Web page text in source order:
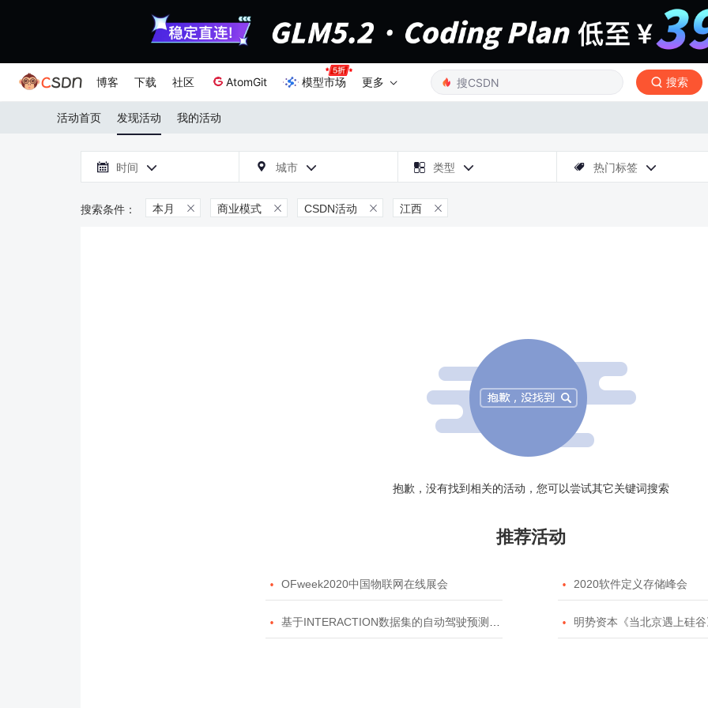
博客 下载 社区 AtomGit 模型市场 更多 搜索
活动首页 发现活动 我的活动
 时间   城市   类型   热门标签 
本月  商业模式  CSDN活动  江西 
抱歉，没有找到相关的活动，您可以尝试其它关键词搜索
推荐活动
 OFweek2020中国物联网在线展会  2020软件定义存储峰会
 基于INTERACTION数据集的自动驾驶预测模型挑战赛  明势资本《当北京遇上硅谷》系列